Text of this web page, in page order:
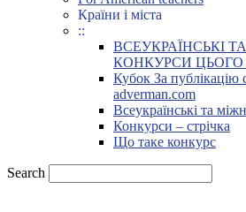
Країни і міста
::
ВСЕУКРАЇНСЬКІ
КОНКУРСИ ЦЬОГО
Кубок За публікацію
adverman.com
Всеукраїнські та
Конкурси – стрічка
Що таке конкурс
Search